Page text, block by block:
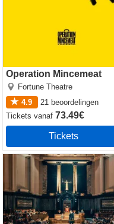
Operation Mincemeat
Fortune Theatre
4.9
21 beoordelingen
Ticketsvanaf 73.49€
Tickets
Witness for the
by Agatha Christie